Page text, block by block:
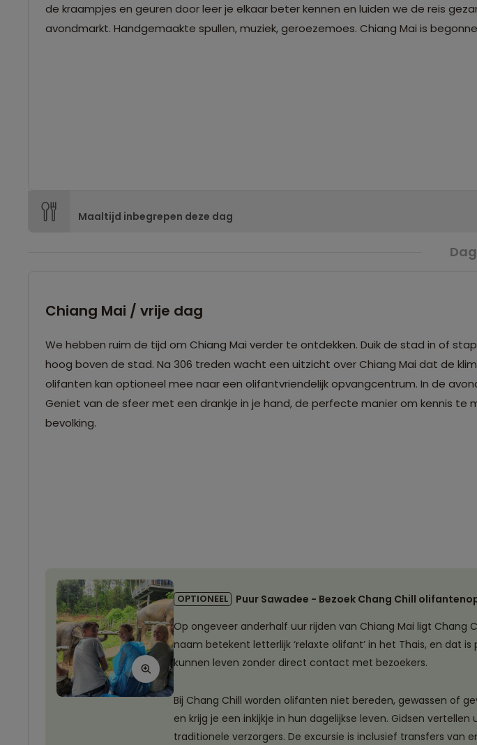
de kraampjes en geuren door leer je elkaar beter kennen en luiden we de reis
avondmarkt. Handgemaakte spullen, muziek, geroezemoes. Chiang Mai is
Maaltijd inbegrepen deze dag
Chiang Mai / vrije dag
We hebben ruim de tijd om Chiang Mai verder te ontdekken. Duik de stad in of
hoog boven de stad. Na 306 treden wacht een uitzicht over Chiang Mai dat de
olifanten kan optioneel mee naar een olifantvriendelijk opvangcentrum. In de
Geniet van de sfeer met een drankje in je hand, de perfecte manier om kennis te
bevolking.
OPTIONEEL
Puur Sawadee - Bezoek Chang Chill
Op ongeveer anderhalf uur rijden van Chiang Mai ligt Chang
naam betekent letterlijk ‘relaxte olifant’ in het Thais, en dat
kunnen leven zonder direct contact met bezoekers.
Bij Chang Chill worden olifanten niet bereden, gewassen of
en krijg je een inkijkje in hun dagelijkse leven. Gidsen
traditionele verzorgers. De excursie is inclusief transfers van